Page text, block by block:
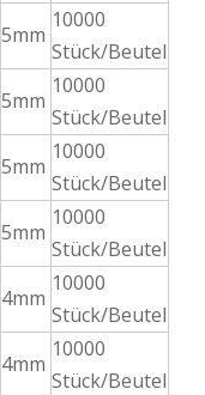
5mm
10000
Stück/Beutel
5mm
10000
Stück/Beutel
5mm
10000
Stück/Beutel
5mm
10000
Stück/Beutel
4mm
10000
Stück/Beutel
4mm
10000
Stück/Beutel